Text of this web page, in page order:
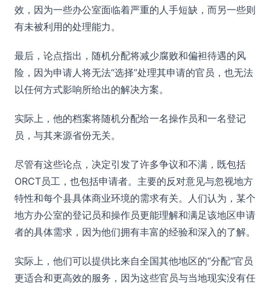
效，因为一些办公室面临着严重的人手短缺，而另一些则
有未被利用的处理能力。
最后，论点指出，随机分配将减少腐败和偏袒待遇的风
险，因为申请人将无法“选择”处理其申请的官员，也无法
以任何方式影响所给出的解决方案。
实际上，他的档案将随机分配给一名操作员和一名登记
员，与其来源省份无关。
尽管有这些论点，决定引发了许多争议和不满，既包括
ORCT员工，也包括申请者。主要的反对意见与忽视地方
特性和每个县具体商业环境的需求有关。人们认为，某个
地方办公室的登记员和操作员更能理解和满足该地区申请
者的具体需求，因为他们拥有丰富的经验和深入的了解。
实际上，他们可以提供比来自全国其他地区的“分配”官员
更适合和更高效的服务，因为这些官员与当地现实没有任